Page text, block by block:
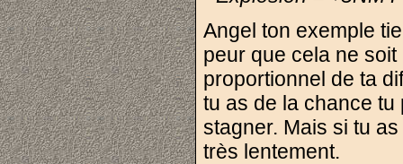
Angel ton exemple
peur que cela ne
proportionnel de ta
tu as de la chance
stagner. Mais si tu
très lentement.